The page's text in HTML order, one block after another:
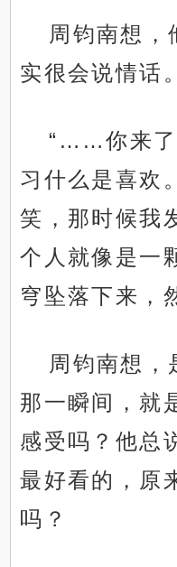
周钧南想，
实很会说情话。
“……你来了
习什么是喜欢
笑，那时候我
个人就像是一
穹坠落下来
周钧南想，
那一瞬间，就
感受吗？他总
最好看的，原
吗？